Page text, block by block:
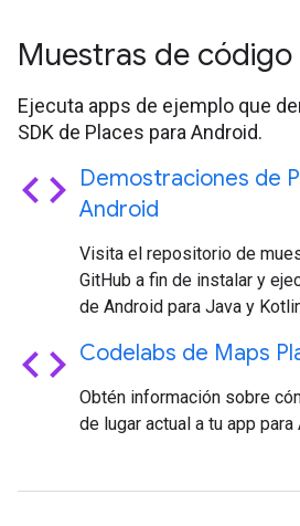
Muestras de código
Ejecuta apps de ejemplo que
SDK de Places para Android.
code Demostraciones de
Android
Visita el repositorio de
GitHub a fin de instalar y
de Android para Java y
code Codelabs de Maps
Obtén información sobre
de lugar actual a tu app